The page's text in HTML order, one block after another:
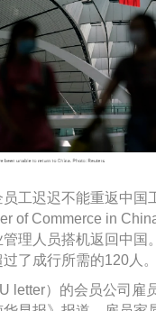
工迟迟不能重返中国
of Commerce in
理人员搭机返回中国
了成行所需的120人。
letter）的会员公司雇